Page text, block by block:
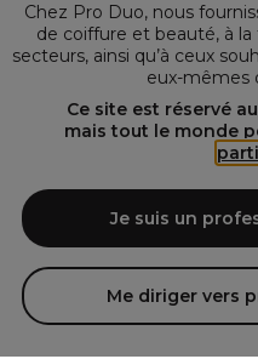
Chez Pro Duo, nous
de coiffure et beauté, à la
secteurs, ainsi qu’à ceux
eux-mêmes
Ce site est réservé
mais tout le monde
Je suis un
Me diriger vers
© Tous droits
Spécialiste de la coiffure et de
large sélection de produits
l'esthétique autour d'un choix de
de beauté! Notre gamme de
qui sont à la recherche de
matériel esthétique de qualité.